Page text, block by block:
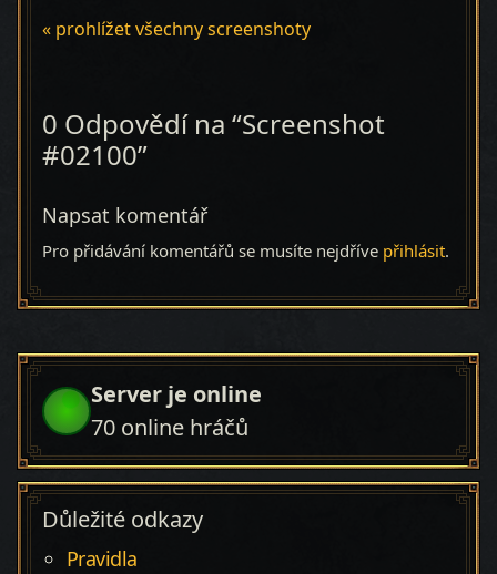
« prohlížet všechny screenshoty
0 Odpovědí na “Screenshot
#02100”
Napsat komentář
Pro přidávání komentářů se musíte nejdříve přihlásit.
Server je online
70 online hráčů
Důležité odkazy
Pravidla